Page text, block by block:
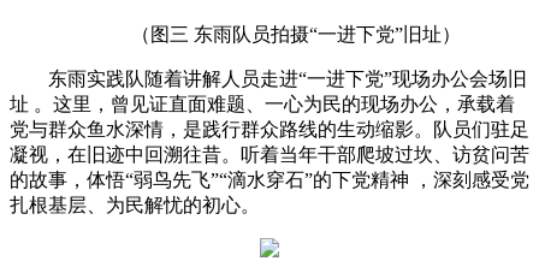
（图三 东雨队员拍摄“一进下党”旧址）
东雨实践队随着讲解人员走进“一进下党”现场办公会场旧
址 。这里，曾见证直面难题、一心为民的现场办公，承载着
党与群众鱼水深情，是践行群众路线的生动缩影。队员们驻足
凝视，在旧迹中回溯往昔。听着当年干部爬坡过坎、访贫问苦
的故事，体悟“弱鸟先飞”“滴水穿石”的下党精神 ，深刻感受党
扎根基层、为民解忧的初心。